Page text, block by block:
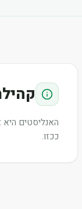
האנליסטים היא
ככזו.